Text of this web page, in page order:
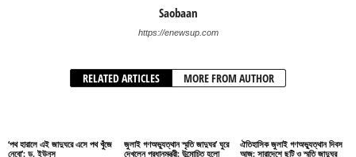
Saobaan
https://enewsup.com
RELATED ARTICLES MORE FROM AUTHOR
‘পথ হারালে এই জাদুঘরে এসে পথ খুঁজে
নেবো’: ড. ইউনূস
জুলাই গণঅভ্যুত্থান স্মৃতি জাদুঘর’ ঘুরে
দেখলেন প্রধানমন্ত্রী: উন্মোচিত হলো
ঐতিহাসিক জুলাই গণঅভ্যুত্থান দিবস
আজ: সারাদেশে ছুটি ও স্মৃতি জাদুঘর